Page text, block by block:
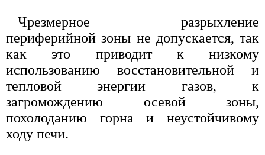
Чрезмерное разрыхление
периферийной зоны не допускается, так
как это приводит к низкому
использованию восстановительной и
тепловой энергии газов, к
загромождению осевой зоны,
похолоданию горна и неустойчивому
ходу печи.